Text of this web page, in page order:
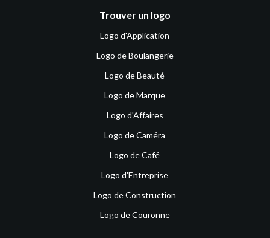
Trouver un logo
Logo d'Application
Logo de Boulangerie
Logo de Beauté
Logo de Marque
Logo d'Affaires
Logo de Caméra
Logo de Café
Logo d'Entreprise
Logo de Construction
Logo de Couronne